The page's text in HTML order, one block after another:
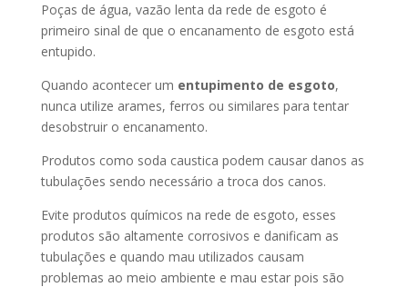
Poças de água, vazão lenta da rede de esgoto é
primeiro sinal de que o encanamento de esgoto está
entupido.
Quando acontecer um entupimento de esgoto,
nunca utilize arames, ferros ou similares para tentar
desobstruir o encanamento.
Produtos como soda caustica podem causar danos as
tubulações sendo necessário a troca dos canos.
Evite produtos químicos na rede de esgoto, esses
produtos são altamente corrosivos e danificam as
tubulações e quando mau utilizados causam
problemas ao meio ambiente e mau estar pois são